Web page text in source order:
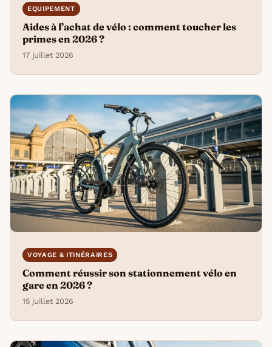
EQUIPEMENT
Aides à l’achat de vélo : comment toucher les
primes en 2026 ?
17 juillet 2026
VOYAGE & ITINÉRAIRES
Comment réussir son stationnement vélo en
gare en 2026 ?
15 juillet 2026